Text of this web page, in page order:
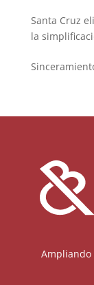
Santa Cruz
la
Ampliando